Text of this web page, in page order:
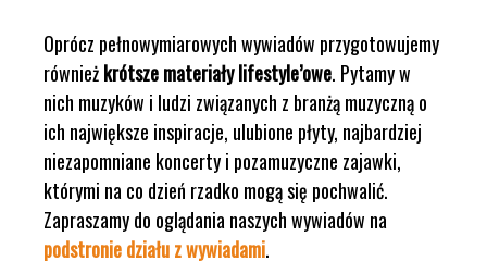
Oprócz pełnowymiarowych wywiadów przygotowujemy
równieżkrótsze materiały lifestyle’owe. Pytamy w
nich muzyków i ludzi związanych z branżą muzyczną o
ich największe inspiracje, ulubione płyty, najbardziej
niezapomniane koncerty i pozamuzyczne zajawki,
którymi na co dzień rzadko mogą się pochwalić.
Zapraszamy do oglądania naszych wywiadów na
podstronie działu z wywiadami.